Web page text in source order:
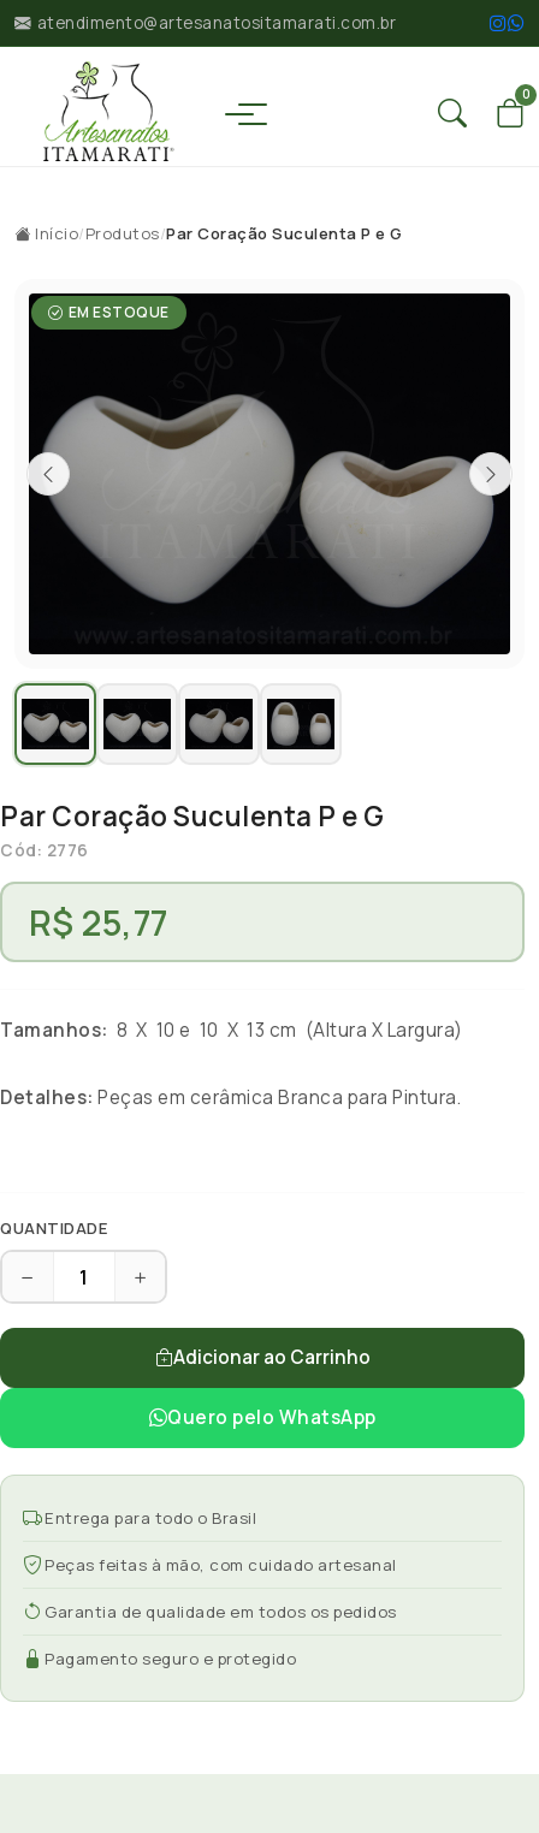
atendimento@artesanatositamarati.com.br
0
Início/Produtos/Par Coração Suculenta P e G
EM ESTOQUE
Par Coração Suculenta P e G
Cód: 2776
R$ 25,77
Tamanhos: 8 X 10 e 10 X 13 cm (Altura X Largura)
Detalhes: Peças em cerâmica Branca para Pintura.
QUANTIDADE
Adicionar ao Carrinho
Quero pelo WhatsApp
Entrega para todo o Brasil
Peças feitas à mão, com cuidado artesanal
Garantia de qualidade em todos os pedidos
Pagamento seguro e protegido